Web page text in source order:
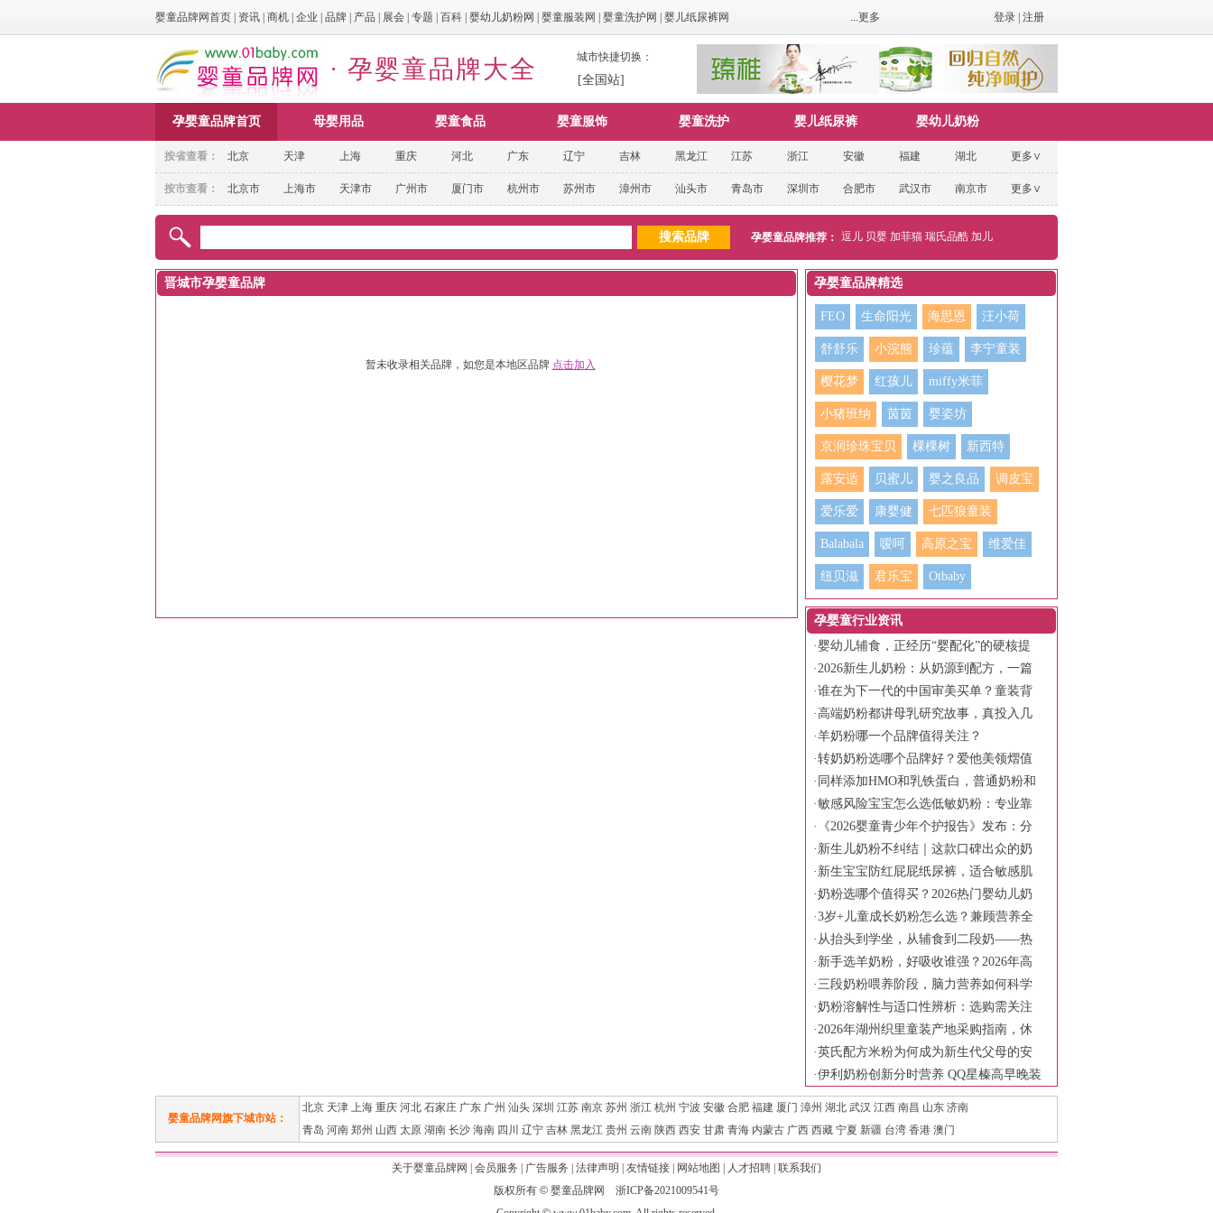
婴童品牌网首页 资讯 商机 企业 品牌 产品 展会 专题 百科 婴幼儿奶粉网 婴童服装网 婴童洗护网 婴儿纸尿裤网 ...更多 登录 注册
· 孕婴童品牌大全 城市快捷切换：
[全国站]
孕婴童品牌首页 母婴用品 婴童食品 婴童服饰 婴童洗护 婴儿纸尿裤 婴幼儿奶粉
北京 天津 上海 重庆 河北 广东 辽宁 吉林 黑龙江 江苏 浙江 安徽 福建 湖北 更多∨
按省查看：
北京市 上海市 天津市 广州市 厦门市 杭州市 苏州市 漳州市 汕头市 青岛市 深圳市 合肥市 武汉市 南京市 更多∨
按市查看：
孕婴童品牌推荐： 逗儿 贝婴 加菲猫 瑞氏品酷 加儿
晋城市孕婴童品牌
暂未收录相关品牌，如您是本地区品牌 点击加入
孕婴童品牌精选
FEO 生命阳光 海思恩 汪小荷
舒舒乐 小浣熊 珍蕴 李宁童装
樱花梦 红孩儿 miffy米菲
小猪班纳 茵茵 婴姿坊
京润珍珠宝贝 棵棵树 新西特
露安适 贝蜜儿 婴之良品 调皮宝
爱乐爱 康婴健 七匹狼童装
Balabala 嗳呵 高原之宝 维爱佳
纽贝滋 君乐宝 Otbaby
孕婴童行业资讯
·婴幼儿辅食，正经历“婴配化”的硬核提
档
·2026新生儿奶粉：从奶源到配方，一篇
看懂
·谁在为下一代的中国审美买单？童装背
后的消费觉醒
· 高端奶粉都讲母乳研究故事，真投入几
十年的品牌是谁？金领冠产品全解析
·羊奶粉哪一个品牌值得关注？
·转奶奶粉选哪个品牌好？爱他美领熠值
得关注
· 同样添加HMO和乳铁蛋白，普通奶粉和
专利组合的差别有多大？
·敏感风险宝宝怎么选低敏奶粉：专业靠
谱低敏奶粉介绍
·
《2026婴童青少年个护报告》发布：分
龄护理需求爆发
· 新生儿奶粉不纠结｜这款口碑出众的奶
粉值得选吗？
· 新生宝宝防红屁屁纸尿裤，适合敏感肌
脆弱肌肤的透气款选择
·奶粉选哪个值得买？2026热门婴幼儿奶
粉盘点，附硬核选购指南
·3岁+儿童成长奶粉怎么选？兼顾营养全
面与脑部发育的长期口粮指南
· 从抬头到学坐，从辅食到二段奶——热
门二段奶粉解析，陪宝宝稳稳走过6-12个
月
· 新手选羊奶粉，好吸收谁强？2026年高
端羊奶粉选购全指南
·三段奶粉喂养阶段，脑力营养如何科学
看待
·奶粉溶解性与适口性辨析：选购需关注
哪些维度
·2026年湖州织里童装产地采购指南，休
闲套装货源优选
·英氏配方米粉为何成为新生代父母的安
心之选？
·伊利奶粉创新分时营养 QQ星榛高早晚装
守护儿童全天活力
婴童品牌网旗下城市站：
北京 天津 上海 重庆 河北 石家庄 广东 广州 汕头 深圳 江苏 南京 苏州 浙江 杭州 宁波 安徽 合肥 福建 厦门 漳州 湖北 武汉 江西 南昌 山东 济南
青岛 河南 郑州 山西 太原 湖南 长沙 海南 四川 辽宁 吉林 黑龙江 贵州 云南 陕西 西安 甘肃 青海 内蒙古 广西 西藏 宁夏 新疆 台湾 香港 澳门
关于婴童品牌网 会员服务 广告服务 法律声明 友情链接 网站地图 人才招聘 联系我们
版权所有 © 婴童品牌网 浙ICP备2021009541号